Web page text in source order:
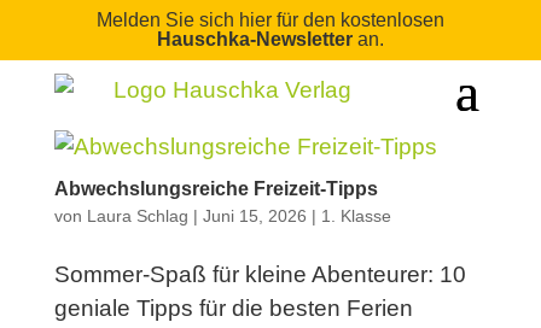
Melden Sie sich hier für den kostenlosen
Hauschka-Newsletteran.
Abwechslungsreiche Freizeit-Tipps
von Laura Schlag | Juni 15, 2026 | 1. Klasse
Sommer-Spaß für kleine Abenteurer: 10
geniale Tipps für die besten Ferien